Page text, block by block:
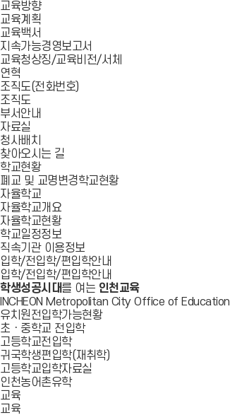
교육방향
교육계획
교육백서
지속가능경영보고서
교육청상징/교육비전/서체
연혁
조직도(전화번호)
조직도
부서안내
자료실
청사배치
찾아오시는 길
학교현황
폐교 및 교명변경학교현황
자율학교
자율학교개요
자율학교현황
학교일정정보
직속기관 이용정보
입학/전입학/편입학안내
입학/전입학/편입학안내
학생성공시대를 여는 인천교육
INCHEON Metropolitan City Office of Education
유치원전입학가능현황
초ㆍ중학교 전입학
고등학교전입학
귀국학생편입학(재취학)
고등학교입학자료실
인천농어촌유학
교육
교육